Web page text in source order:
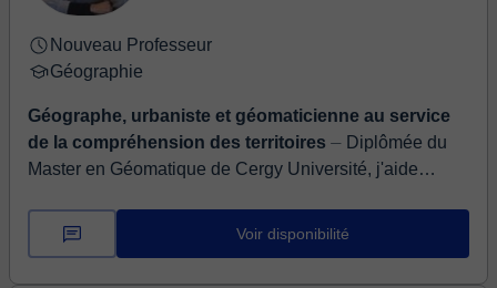
Nouveau Professeur
Géographie
Géographe, urbaniste et géomaticienne au service
de la compréhension des territoires ⏤ Diplômée du
Master en Géomatique de Cergy Université, j'aide
à se former efficacement sur des l...
Voir disponibilité